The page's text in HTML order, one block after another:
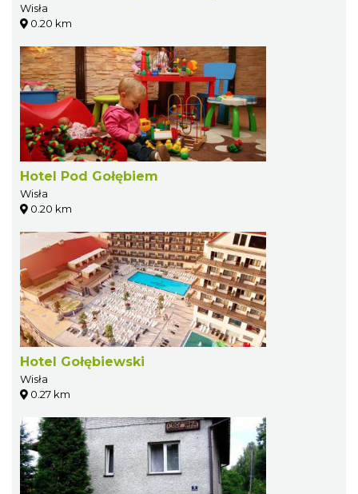
Wisła
0.20 km
Hotel Pod Gołębiem
Wisła
0.20 km
Hotel Gołębiewski
Wisła
0.27 km